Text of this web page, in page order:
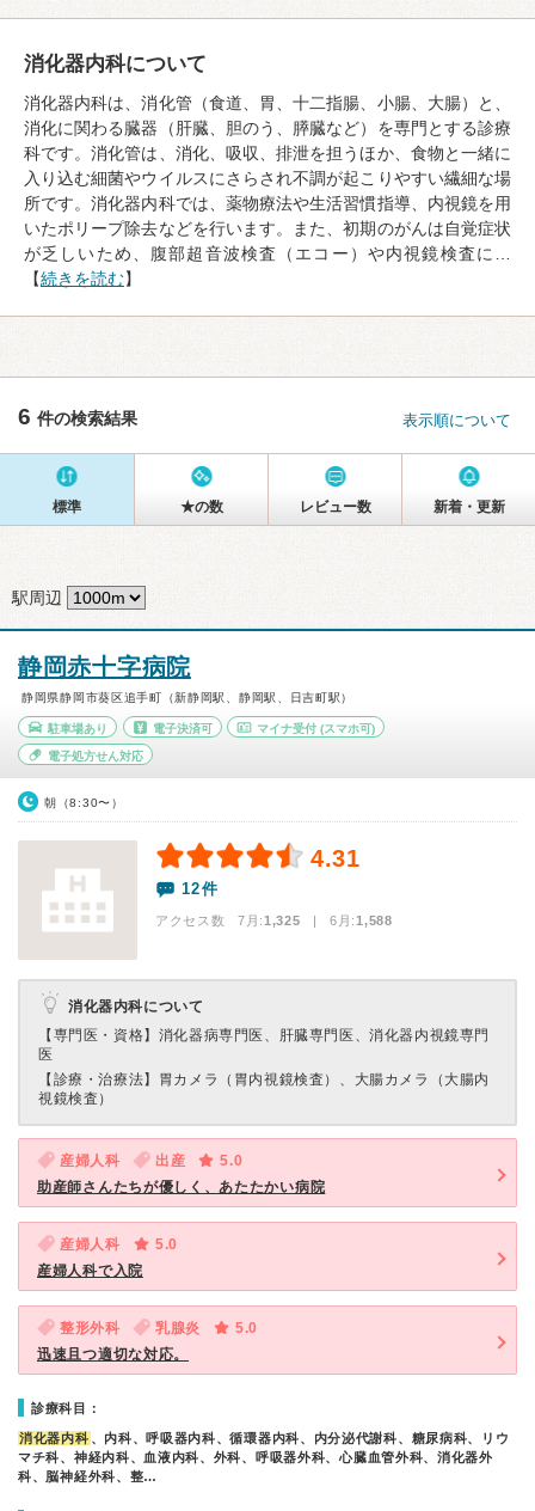
消化器内科について
消化器内科は、消化管（食道、胃、十二指腸、小腸、大腸）と、
消化に関わる臓器（肝臓、胆のう、膵臓など）を専門とする診療
科です。消化管は、消化、吸収、排泄を担うほか、食物と一緒に
入り込む細菌やウイルスにさらされ不調が起こりやすい繊細な場
所です。消化器内科では、薬物療法や生活習慣指導、内視鏡を用
いたポリープ除去などを行います。また、初期のがんは自覚症状
が乏しいため、腹部超音波検査（エコー）や内視鏡検査に…
【続きを読む】
6 件の検索結果 表示順について
標準 ★の数 レビュー数 新着・更新
駅周辺
静岡赤十字病院
静岡県静岡市葵区追手町（新静岡駅、静岡駅、日吉町駅）
駐車場あり 電子決済可 マイナ受付 (スマホ可)
電子処方せん対応
朝（8:30〜）
4.31
12件
アクセス数 7月:1,325 | 6月:1,588
消化器内科について
【専門医・資格】 消化器病専門医、肝臓専門医、消化器内視鏡専門
医
【診療・治療法】 胃カメラ（胃内視鏡検査）、大腸カメラ（大腸内
視鏡検査）
産婦人科 出産
5.0
助産師さんたちが優しく、あたたかい病院
産婦人科
5.0
産婦人科で入院
整形外科 乳腺炎
5.0
迅速且つ適切な対応。
診療科目：
消化器内科 、内科、呼吸器内科、循環器内科、内分泌代謝科、糖尿病科、リウ
マチ科、神経内科、血液内科、外科、呼吸器外科、心臓血管外科、消化器外
科、脳神経外科、整…